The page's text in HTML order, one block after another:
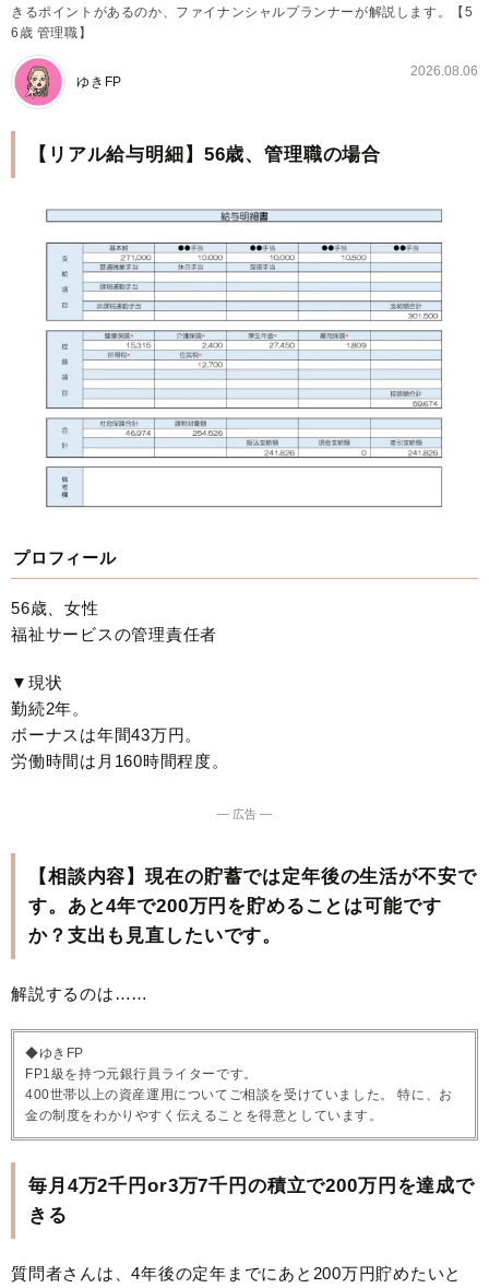
きるポイントがあるのか、ファイナンシャルプランナーが解説します。【5
6歳 管理職】
ゆきFP
2026.08.06
【リアル給与明細】56歳、管理職の場合
プロフィール
56歳、女性
福祉サービスの管理責任者
▼現状
勤続2年。
ボーナスは年間43万円。
労働時間は月160時間程度。
― 広告 ―
【相談内容】現在の貯蓄では定年後の生活が不安で
す。あと4年で200万円を貯めることは可能です
か？支出も見直したいです。
解説するのは……
◆ゆきFP
FP1級を持つ元銀行員ライターです。
400世帯以上の資産運用についてご相談を受けていました。 特に、お
金の制度をわかりやすく伝えることを得意としています。
毎月4万2千円or3万7千円の積立で200万円を達成で
きる
質問者さんは、4年後の定年までにあと200万円貯めたいと